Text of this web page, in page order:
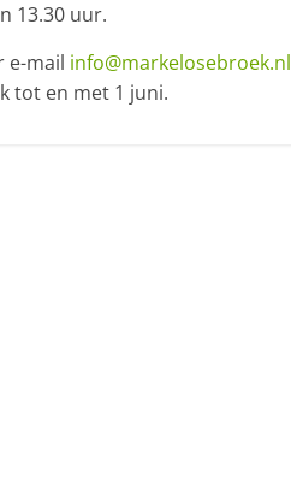
13.30 uur.
e-mail info@markelosebroek.nl
tot en met 1 juni.